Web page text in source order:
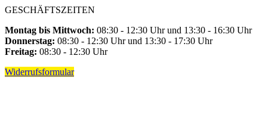
GESCHÄFTSZEITEN
Montag bis Mittwoch: 08:30 - 12:30 Uhr und 13:30 - 16:30 Uhr
Donnerstag: 08:30 - 12:30 Uhr und 13:30 - 17:30 Uhr
Freitag: 08:30 - 12:30 Uhr
Widerrufsformular